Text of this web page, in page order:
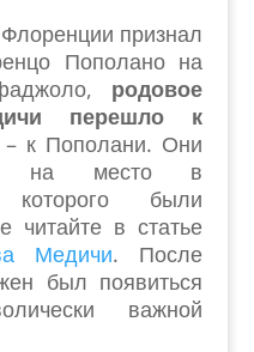
признал
Пополано на
родовое
перешло к
– к Пополани. Они
на место в
были
читайте в статье
Медичи. После
был появиться
важной